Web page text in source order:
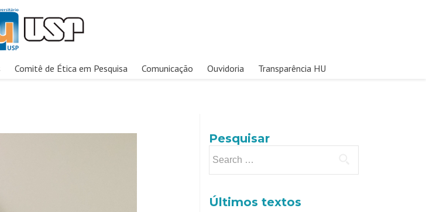
Comitê de Ética em Pesquisa Comunicação Ouvidoria Transparência HU
Pesquisar
Últimos textos